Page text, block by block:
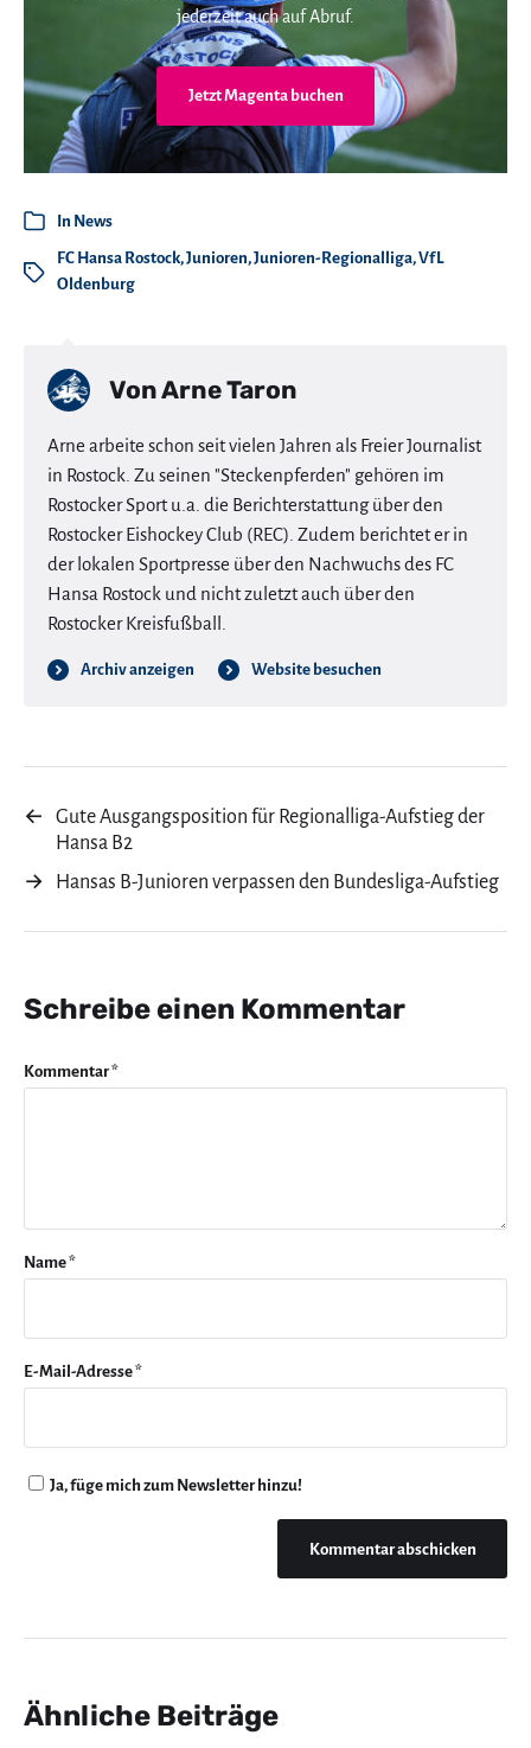
jederzeit auch auf Abruf.
Jetzt Magenta buchen
In News
FC Hansa Rostock,Junioren,Junioren-Regionalliga,VfL
Oldenburg
VonArne Taron
Arne arbeite schon seit vielen Jahren als Freier Journalist
in Rostock. Zu seinen "Steckenpferden" gehören im
Rostocker Sport u.a. die Berichterstattung über den
Rostocker Eishockey Club (REC). Zudem berichtet er in
der lokalen Sportpresse über den Nachwuchs des FC
Hansa Rostock und nicht zuletzt auch über den
Rostocker Kreisfußball.
Archiv anzeigen Website besuchen
←
Gute Ausgangsposition für Regionalliga-Aufstieg der
Hansa B2
→
Hansas B-Junioren verpassen den Bundesliga-Aufstieg
Schreibe einen Kommentar
Kommentar*
Name*
E-Mail-Adresse*
Ja, füge mich zum Newsletter hinzu!
Ähnliche Beiträge